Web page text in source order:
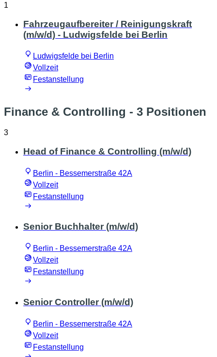
1
Fahrzeugaufbereiter / Reinigungskraft
(m/w/d) - Ludwigsfelde bei Berlin
Ludwigsfelde bei Berlin
Vollzeit
Festanstellung
Finance & Controlling - 3 Positionen
3
Head of Finance & Controlling (m/w/d)
Berlin - Bessemerstraße 42A
Vollzeit
Festanstellung
Senior Buchhalter (m/w/d)
Berlin - Bessemerstraße 42A
Vollzeit
Festanstellung
Senior Controller (m/w/d)
Berlin - Bessemerstraße 42A
Vollzeit
Festanstellung